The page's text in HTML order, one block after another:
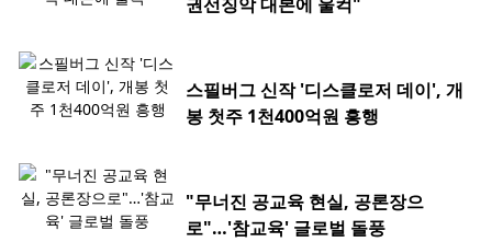
권선징악 대본에 울컥"
스필버그 신작 '디스클로저 데이', 개
봉 첫주 1천400억원 흥행
"무너진 공교육 현실, 공론장으
로"…'참교육' 글로벌 돌풍